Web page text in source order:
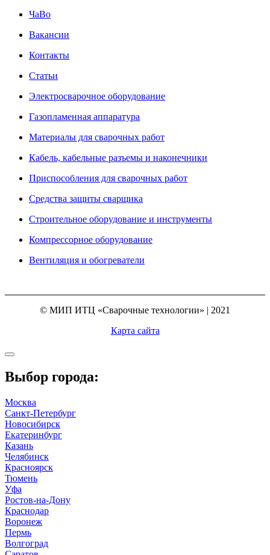
ЧаВо
Вакансии
Контакты
Статьи
Электросварочное оборудование
Газопламенная аппаратура
Материалы для сварочных работ
Кабель, кабельные разъемы и наконечники
Приспособления для сварочных работ
Средства защиты сварщика
Строительное оборудование и инструменты
Компрессорное оборудование
Вентиляция и обогреватели
© МИП ИТЦ «Сварочные технологии» | 2021
Карта сайта
Выбор города:
Москва
Санкт-Петербург
Новосибирск
Екатеринбург
Казань
Челябинск
Красноярск
Тюмень
Уфа
Ростов-на-Дону
Краснодар
Воронеж
Пермь
Волгоград